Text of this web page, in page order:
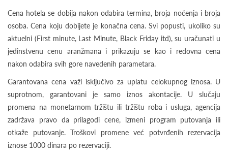
Cena hotela se dobija nakon odabira termina, broja noćenja i broja
osoba. Cena koju dobijete je konačna cena. Svi popusti, ukoliko su
aktuelni (First minute, Last Minute, Black Friday itd), su uračunati u
jedinstvenu cenu aranžmana i prikazuju se kao i redovna cena
nakon odabira svih gore navedenih parametara.
Garantovana cena važi isključivo za uplatu celokupnog iznosa. U
suprotnom, garantovani je samo iznos akontacije. U slučaju
promena na monetarnom tržištu ili tržištu roba i usluga, agencija
zadržava pravo da prilagodi cene, izmeni program putovanja ili
otkaže putovanje. Troškovi promene već potvrđenih rezervacija
iznose 1000 dinara po rezervaciji.